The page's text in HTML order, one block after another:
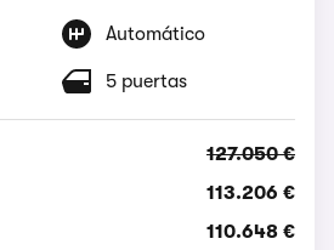
Automático
5 puertas
127.050 €
113.206 €
110.648 €